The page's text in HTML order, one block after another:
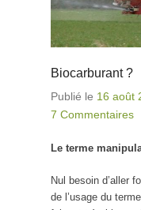
Biocarburant ?
Publié le 16 août
7 Commentaires
Le terme
Nul besoin d’aller
de l’usage du